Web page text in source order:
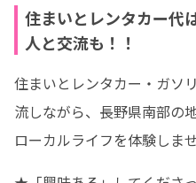
住まいとレンタカー代
人と交流も！！
住まいとレンタカー・ガソ
流しながら、長野県南部の
ローカルライフを体験しま